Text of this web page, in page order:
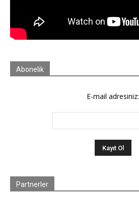
Abonelik
E-mail adresiniz:
Partnerler